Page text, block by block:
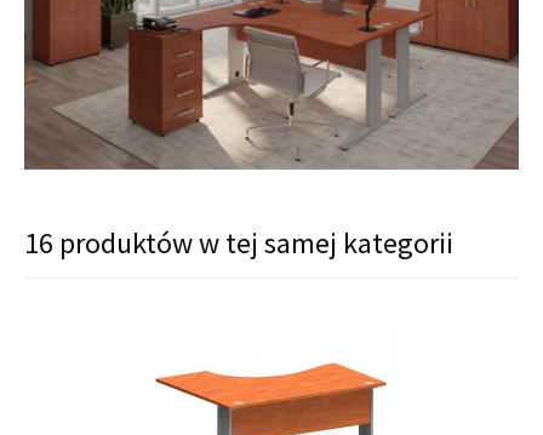
16 produktów w tej samej kategorii